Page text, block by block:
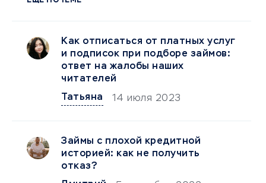
Как отписаться от платных услуг
и подписок при подборе займов:
ответ на жалобы наших
читателей
Татьяна
14 июля 2023
Займы с плохой кредитной
историей: как не получить
отказ?